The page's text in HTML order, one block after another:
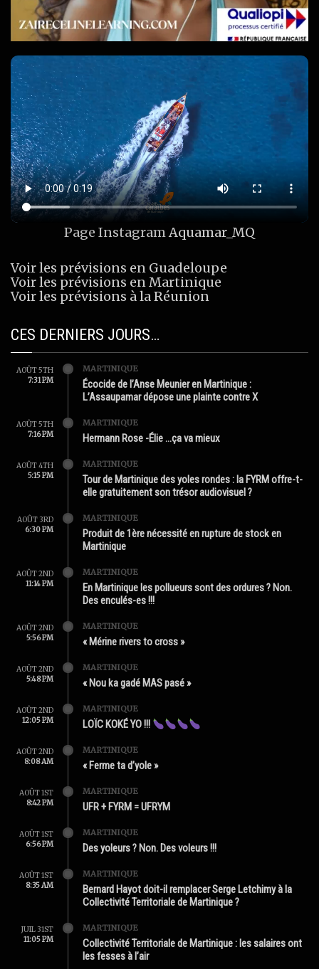
Page InstagramAquamar_MQ
Voir les prévisions en Guadeloupe
Voir les prévisions en Martinique
Voir les prévisions à la Réunion
CES DERNIERS JOURS…
AOÛT 5TH
7:31 PM
MARTINIQUE
Écocide de l’Anse Meunier en Martinique :
L’Assaupamar dépose une plainte contre X
AOÛT 5TH
7:16 PM
MARTINIQUE
Hermann Rose -Élie …ça va mieux
AOÛT 4TH
5:15 PM
MARTINIQUE
Tour de Martinique des yoles rondes : la FYRM offre-t-
elle gratuitement son trésor audiovisuel ?
AOÛT 3RD
6:30 PM
MARTINIQUE
Produit de 1ère nécessité en rupture de stock en
Martinique
AOÛT 2ND
11:14 PM
MARTINIQUE
En Martinique les pollueurs sont des ordures ? Non.
Des enculés-es !!!
AOÛT 2ND
5:56 PM
MARTINIQUE
« Mérine rivers to cross »
AOÛT 2ND
5:48 PM
MARTINIQUE
« Nou ka gadé MAS pasé »
AOÛT 2ND
12:05 PM
MARTINIQUE
LOÏC KOKÉ YO !!!
AOÛT 2ND
8:08 AM
MARTINIQUE
« Ferme ta d’yole »
AOÛT 1ST
8:42 PM
MARTINIQUE
UFR + FYRM = UFRYM
AOÛT 1ST
6:56 PM
MARTINIQUE
Des yoleurs ? Non. Des voleurs !!!
AOÛT 1ST
8:35 AM
MARTINIQUE
Bernard Hayot doit-il remplacer Serge Letchimy à la
Collectivité Territoriale de Martinique ?
JUIL 31ST
11:05 PM
MARTINIQUE
Collectivité Territoriale de Martinique : les salaires ont
les fesses à l’air